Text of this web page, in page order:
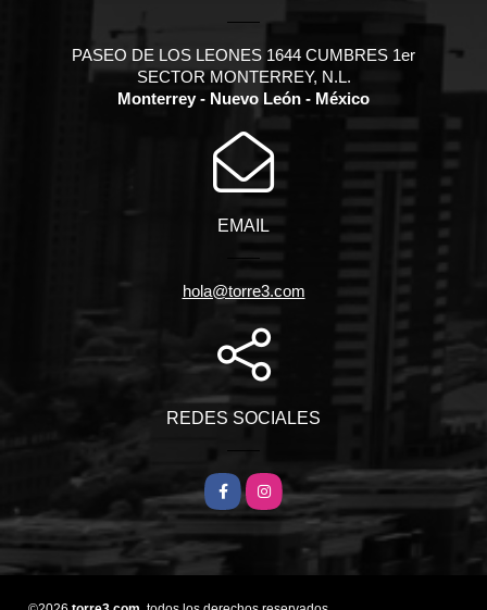
PASEO DE LOS LEONES 1644 CUMBRES 1er
SECTOR MONTERREY, N.L.
Monterrey - Nuevo León - México
EMAIL
hola@torre3.com
REDES SOCIALES
FacebookInstagram